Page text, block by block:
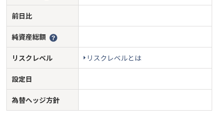
前日比
純資産総額
リスクレベル リスクレベルとは
設定日
為替ヘッジ方針